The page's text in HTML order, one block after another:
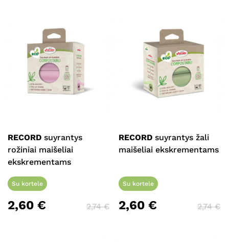
Krepšelyje nėra produktų.
RECORD suyrantys
rožiniai maišeliai
ekskrementams
Su kortele
2,60 € 2,74€
RECORD suyrantys žali
maišeliai ekskrementams
Su kortele
2,60€ 2,74€